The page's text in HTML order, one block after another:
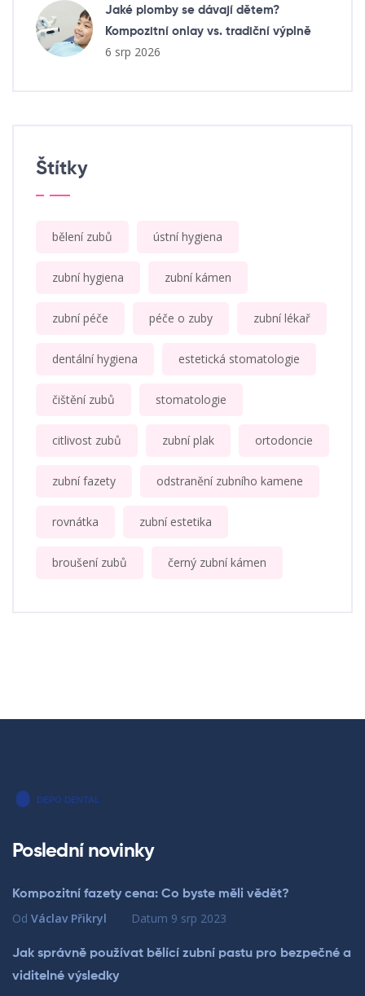
Jaké plomby se dávají dětem?
Kompozitní onlay vs. tradiční výplně
6 srp 2026
Štítky
bělení zubů ústní hygiena
zubní hygiena zubní kámen
zubní péče péče o zuby zubní lékař
dentální hygiena estetická stomatologie
čištění zubů stomatologie
citlivost zubů zubní plak ortodoncie
zubní fazety odstranění zubního kamene
rovnátka zubní estetika
broušení zubů černý zubní kámen
Poslední novinky
Kompozitní fazety cena: Co byste měli vědět?
Od Václav Přikryl Datum 9 srp 2023
Jak správně používat bělící zubní pastu pro bezpečné a
viditelné výsledky